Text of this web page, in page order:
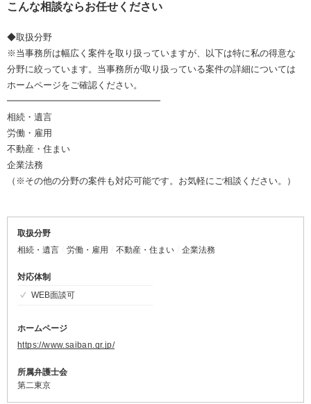
こんな相談ならお任せください
◆取扱分野
※当事務所は幅広く案件を取り扱っていますが、以下は特に私の得意な
分野に絞っています。当事務所が取り扱っている案件の詳細については
ホームページをご確認ください。
━━━━━━━━━━━━━━━━━
相続・遺言
労働・雇用
不動産・住まい
企業法務
（※その他の分野の案件も対応可能です。お気軽にご相談ください。）
取扱分野
相続・遺言
労働・雇用 不動産・住まい 企業法務
対応体制
WEB面談可
ホームページ
https://www.saiban.gr.jp/
所属弁護士会
第二東京